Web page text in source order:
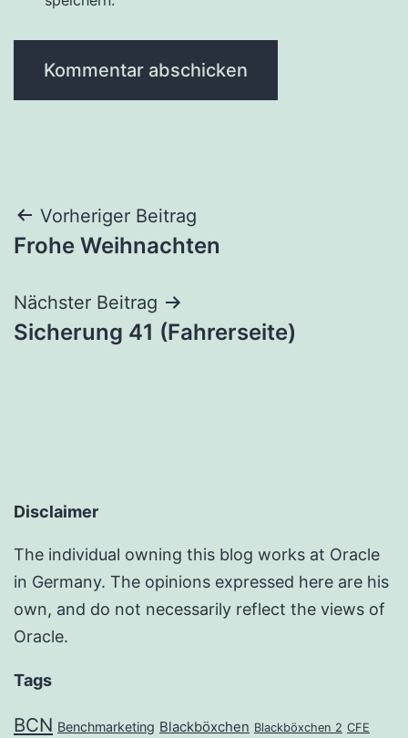
Beitragsnavigation
Vorheriger Beitrag
Frohe Weihnachten
Nächster Beitrag
Sicherung 41 (Fahrerseite)
Disclaimer
The individual owning this blog works at Oracle
in Germany. The opinions expressed here are his
own, and do not necessarily reflect the views of
Oracle.
Tags
BCN Benchmarketing Blackböxchen Blackböxchen 2 CFE